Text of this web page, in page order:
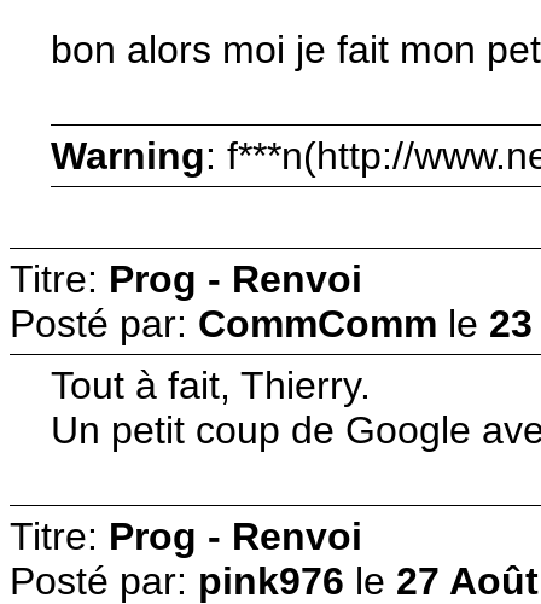
bon alors moi je fait mon
Warning: f***n(http://
Titre: Prog - Renvoi
Posté par: CommComm le
Tout à fait, Thierry.
Un petit coup de Google
Titre: Prog - Renvoi
Posté par: pink976 le 27